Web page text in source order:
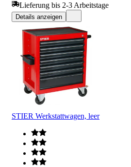
Lieferung bis 2-3 Arbeitstage
Details anzeigen
STIER Werkstattwagen, leer